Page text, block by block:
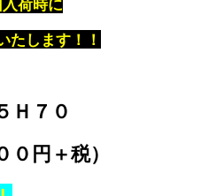
荷時に
たします！！
Ｈ７０
０円＋税）